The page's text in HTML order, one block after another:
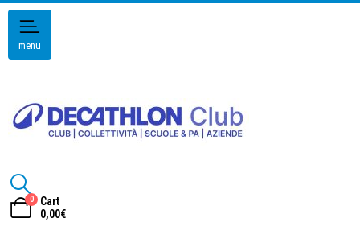
menu
0
Cart
0,00€